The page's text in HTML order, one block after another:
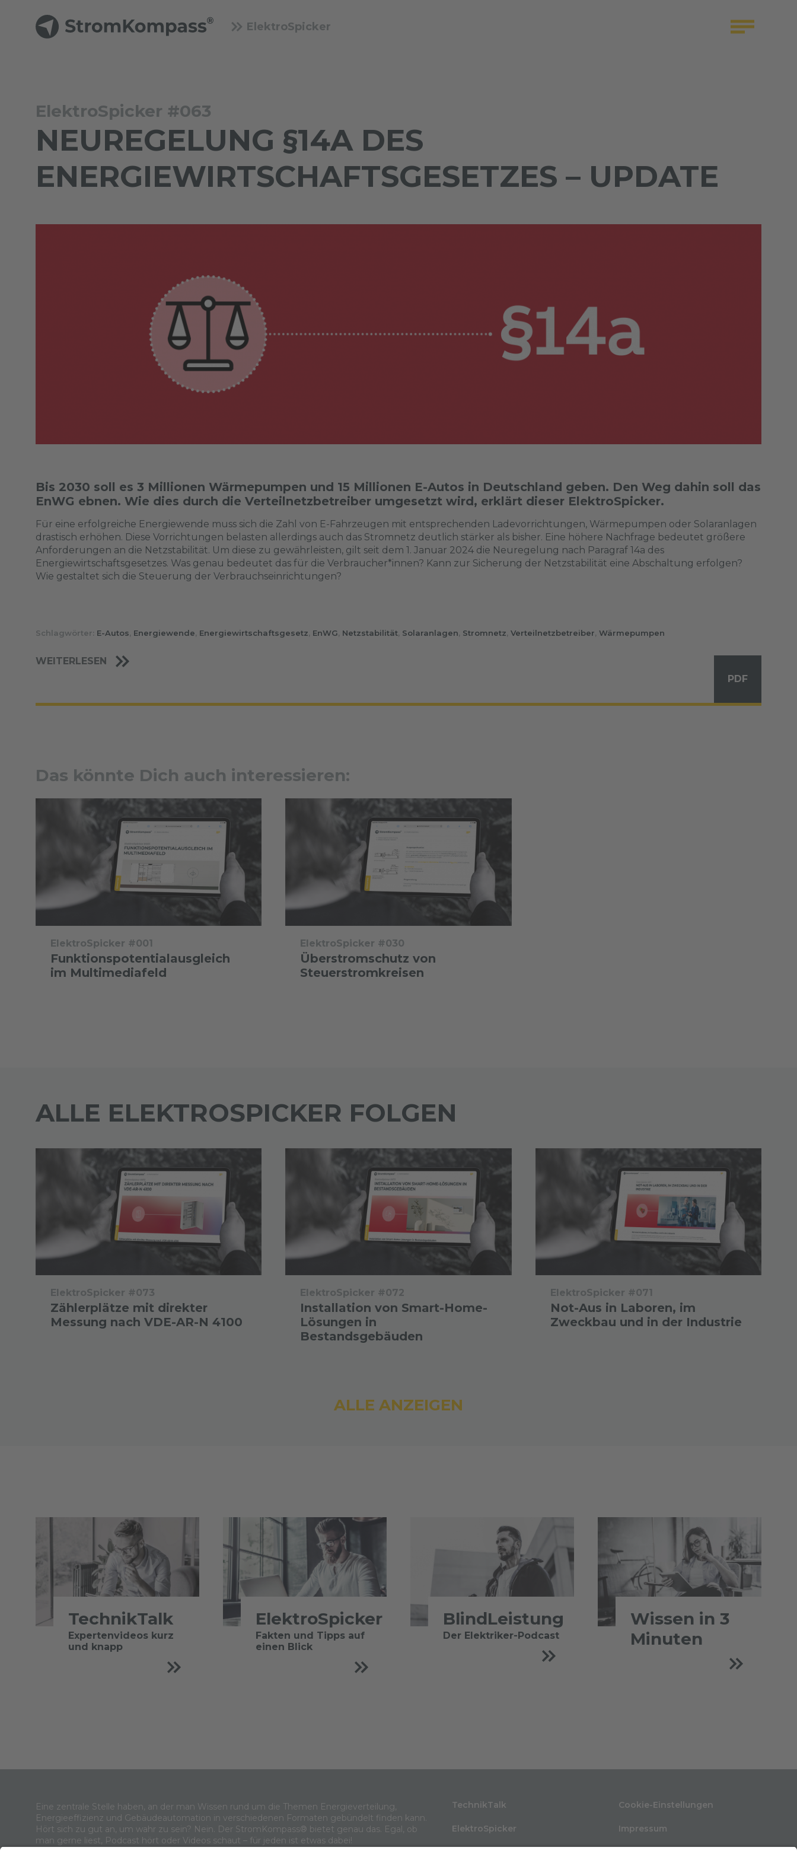
ElektroSpicker
ElektroSpicker #063
NEUREGELUNG §14A DES
ENERGIEWIRTSCHAFTSGESETZES – UPDATE
Bis 2030 soll es 3 Millionen Wärmepumpen und 15 Millionen E-Autos in Deutschland geben. Den Weg dahin soll das
EnWG ebnen. Wie dies durch die Verteilnetzbetreiber umgesetzt wird, erklärt dieser ElektroSpicker.
Für eine erfolgreiche Energiewende muss sich die Zahl von E-Fahrzeugen mit entsprechenden Ladevorrichtungen, Wärmepumpen oder Solaranlagen
drastisch erhöhen. Diese Vorrichtungen belasten allerdings auch das Stromnetz deutlich stärker als bisher. Eine höhere Nachfrage bedeutet größere
Anforderungen an die Netzstabilität. Um diese zu gewährleisten, gilt seit dem 1. Januar 2024 die Neuregelung nach Paragraf 14a des
Energiewirtschaftsgesetzes. Was genau bedeutet das für die Verbraucher*innen? Kann zur Sicherung der Netzstabilität eine Abschaltung erfolgen?
Wie gestaltet sich die Steuerung der Verbrauchseinrichtungen?
Schlagwörter: E-Autos, Energiewende, Energiewirtschaftsgesetz, EnWG, Netzstabilität, Solaranlagen, Stromnetz, Verteilnetzbetreiber, Wärmepumpen
WEITERLESEN
PDF
Das könnte Dich auch interessieren:
ElektroSpicker #001
Funktionspotentialausgleich
im Multimediafeld
ElektroSpicker #030
Überstromschutz von
Steuerstromkreisen
ALLE ELEKTROSPICKER FOLGEN
ElektroSpicker #073
Zählerplätze mit direkter
Messung nach VDE-AR-N 4100
ElektroSpicker #072
Installation von Smart-Home-
Lösungen in
Bestandsgebäuden
ElektroSpicker #071
Not-Aus in Laboren, im
Zweckbau und in der Industrie
ALLE ANZEIGEN
TechnikTalk
Expertenvideos kurz
und knapp
ElektroSpicker
Fakten und Tipps auf
einen Blick
BlindLeistung
Der Elektriker-Podcast
Wissen in 3
Minuten
Eine zentrale Stelle haben, an der man Wissen rund um die Themen Energieverteilung,
Energieeffizienz und Gebäudeautomation in verschiedenen Formaten gebündelt finden kann.
Hört sich zu gut an, um wahr zu sein? Nein. Der StromKompass® bietet genau das. Egal, ob
man gerne liest, Podcast hört oder Videos schaut – für jeden ist etwas dabei!
TechnikTalk
ElektroSpicker
Cookie-Einstellungen
Impressum